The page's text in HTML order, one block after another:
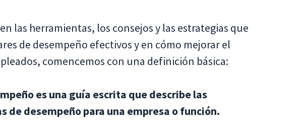
las herramientas, los consejos y las estrategias que
de desempeño efectivos y en cómo mejorar el
comencemos con una definición básica:
es una guía escrita que describe las
de desempeño para una empresa o función.